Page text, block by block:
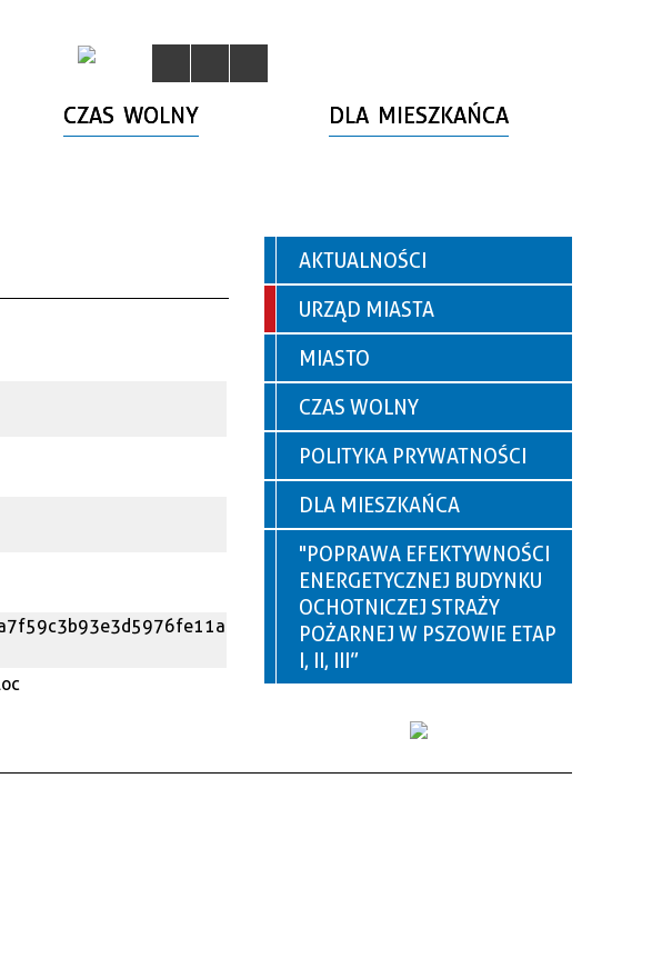
CZAS WOLNY DLA MIESZKAŃCA
AKTUALNOŚCI
URZĄD MIASTA
MIASTO
CZAS WOLNY
POLITYKA PRYWATNOŚCI
DLA MIESZKAŃCA
"POPRAWA EFEKTYWNOŚCI
ENERGETYCZNEJ BUDYNKU
OCHOTNICZEJ STRAŻY
POŻARNEJ W PSZOWIE ETAP
I, II, III”